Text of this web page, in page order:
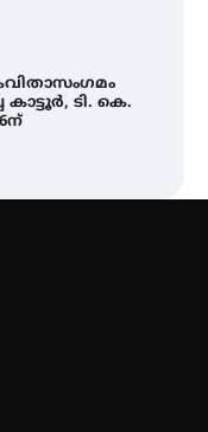
കാട്ടൂർ, ടി. കെ.